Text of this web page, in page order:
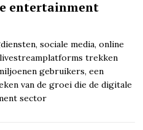
entertainment
sociale media, online
trekken
gebruikers, een
van de groei die de digitale
sector